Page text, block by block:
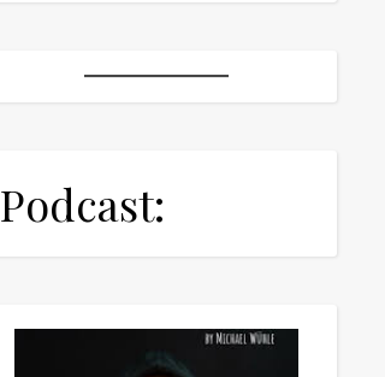
Podcast: